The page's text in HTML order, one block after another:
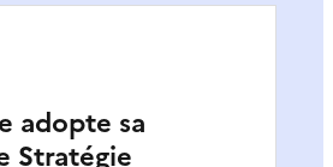
adopte sa
Stratégie